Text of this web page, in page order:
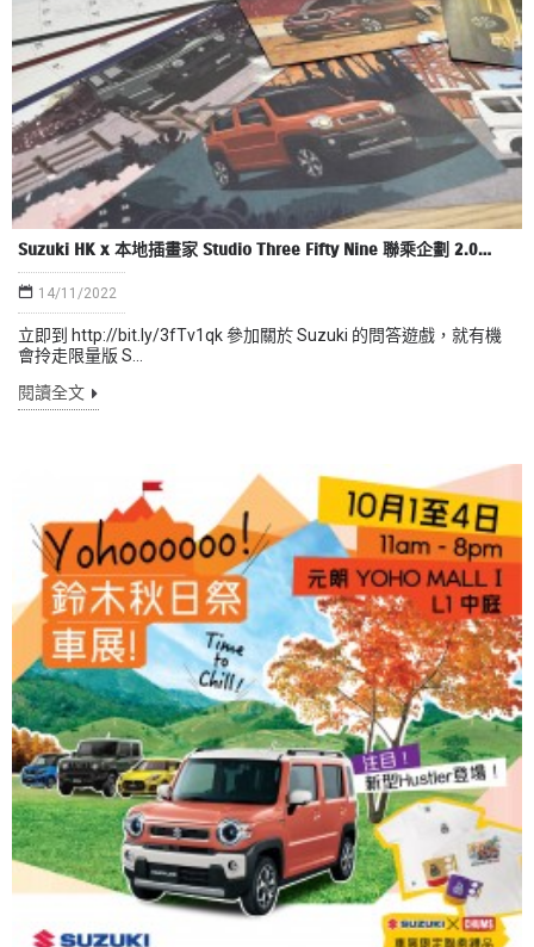
Suzuki HK x 本地插畫家 Studio Three Fifty Nine 聯乘企劃 2.0－座檯月曆2023派發
14/11/2022
立即到 http://bit.ly/3fTv1qk 參加關於 Suzuki 的問答遊戲，就有機
會拎走限量版 S...
閱讀全文